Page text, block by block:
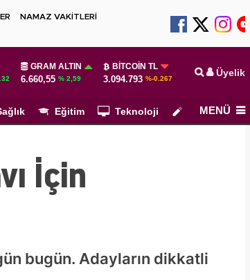
NAMAZ VAKİTLERİ
GRAM ALTIN
6.660,55 % 2,59
BITCOIN TL
3.094.793 %-0.267 Üyelik
Eğitim Teknoloji Köşe Yazarları
MENÜ
İçin
bugün. Adayların dikkatli